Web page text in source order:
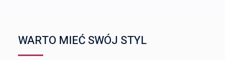
WARTO MIEĆ SWÓJ STYL